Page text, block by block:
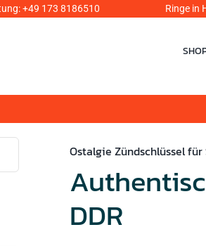
+49 173 8186510 Ringe in
Ostalgie Zündschlüssel für
DDR